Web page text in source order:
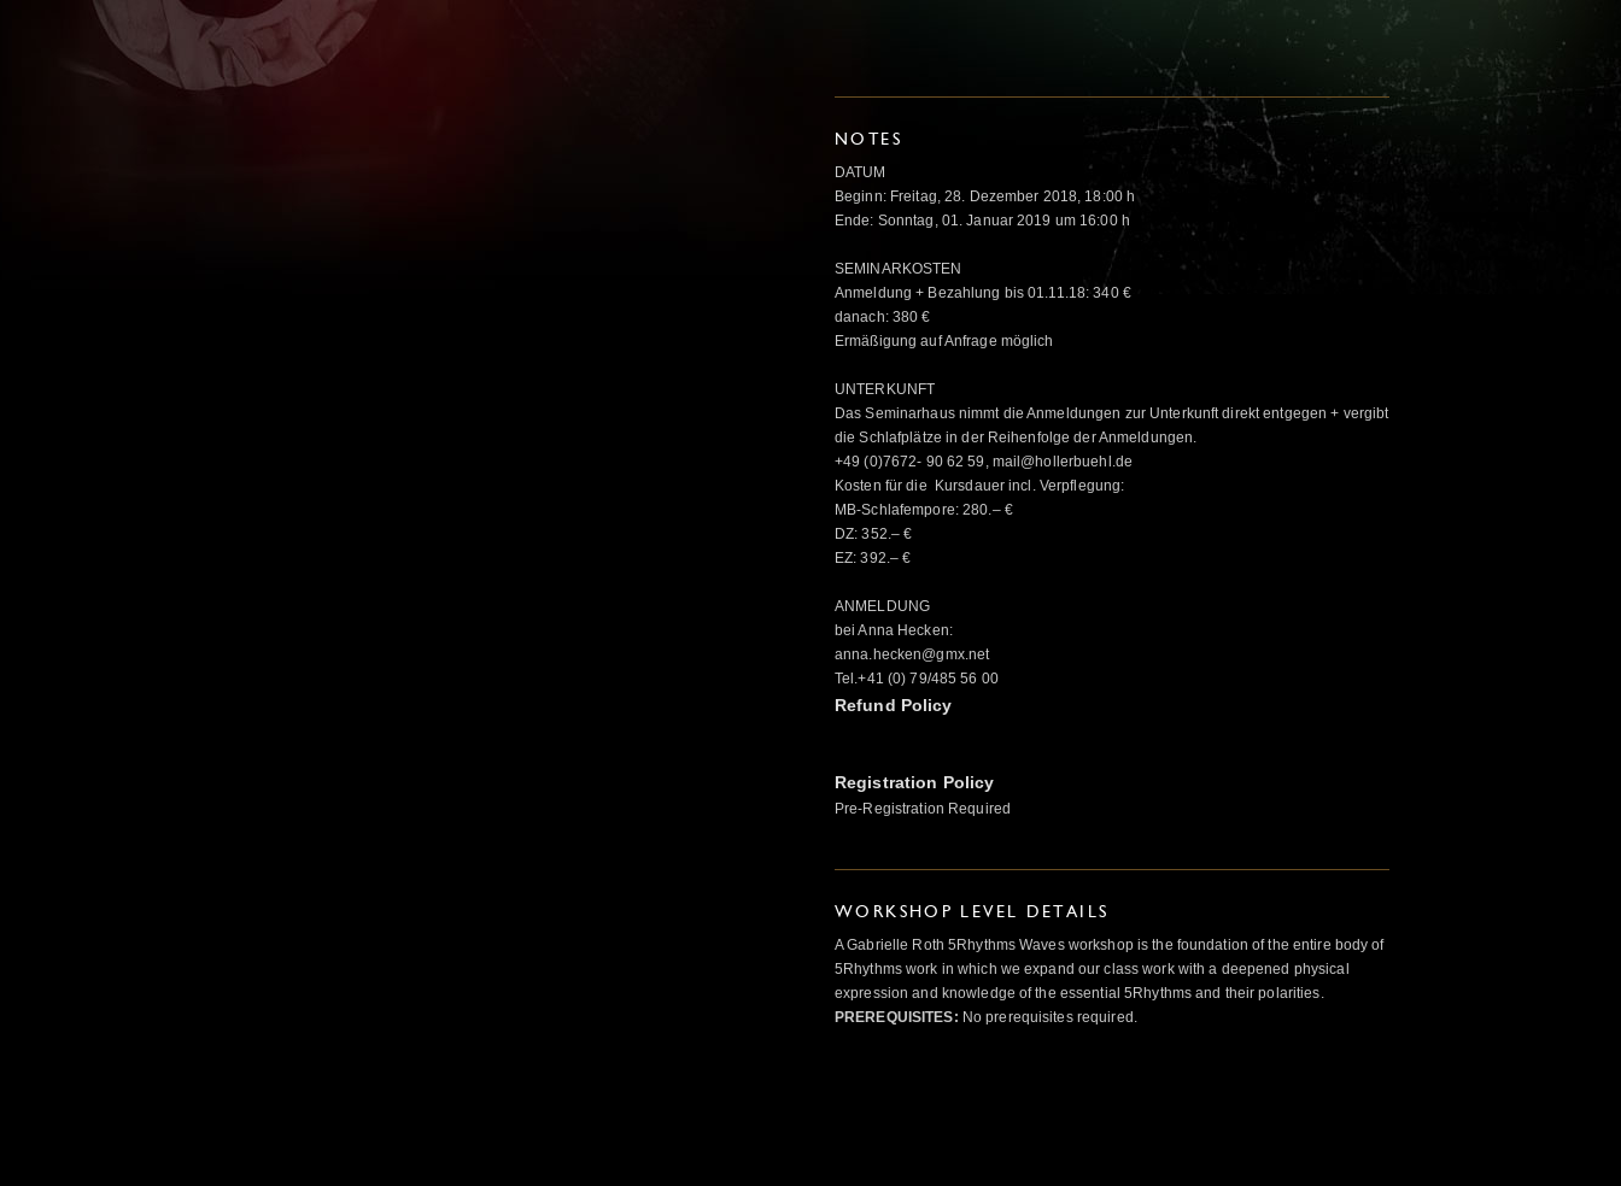
NOTES
DATUM
Beginn: Freitag, 28. Dezember 2018, 18:00 h
Ende: Sonntag, 01. Januar 2019 um 16:00 h
SEMINARKOSTEN
Anmeldung + Bezahlung bis 01.11.18: 340 €
danach: 380 €
Ermäßigung auf Anfrage möglich
UNTERKUNFT
Das Seminarhaus nimmt die Anmeldungen zur Unterkunft direkt entgegen + vergibt
die Schlafplätze in der Reihenfolge der Anmeldungen.
+49 (0)7672- 90 62 59, mail@hollerbuehl.de
Kosten für die Kursdauer incl. Verpflegung:
MB-Schlafempore: 280.– €
DZ: 352.– €
EZ: 392.– €
ANMELDUNG
bei Anna Hecken:
anna.hecken@gmx.net
Tel.+41 (0) 79/485 56 00
Refund Policy
Registration Policy
Pre-Registration Required
WORKSHOP LEVEL DETAILS
A Gabrielle Roth 5Rhythms Waves workshop is the foundation of the entire body of
5Rhythms work in which we expand our class work with a deepened physical
expression and knowledge of the essential 5Rhythms and their polarities.
PREREQUISITES: No prerequisites required.